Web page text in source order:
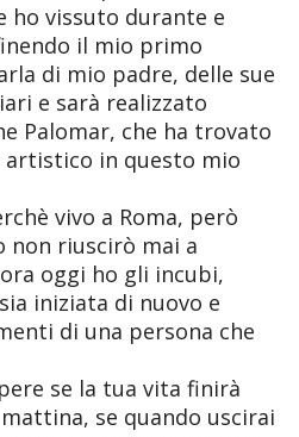
ho vissuto durante e
il mio primo
di mio padre, delle sue
e sarà realizzato
Palomar, che ha trovato
artistico in questo mio
vivo a Roma, però
non riuscirò mai a
oggi ho gli incubi,
iniziata di nuovo e
di una persona che
se la tua vita finirà
se quando uscirai